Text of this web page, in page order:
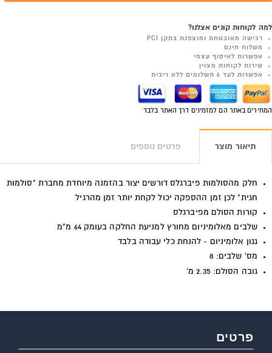
למה לקוחות קונים אצלנו?
רכישה מאובטחת ומוצפנת בתקן PCI
משלוח חינם
אפשרות לאיסוף עצמי
שירות לקוחות מצוין
אפשרות לעד 6 תשלומים ללא ריבית
המחירים באתר הם למזמינים דרך האתר בלבד
תיאור מוצר פרטים נוספים
חלק מהסולמות פיברגלס דורשים יצור בהזמנה מיוחדת מחברת "סולמות
חגית" לכן זמן ההספקה יכול לקחת יותר זמן מהרגיל
קורות הסולם מפיברגלס
שלבים מאלומיניום מחורץלמניעת החלקה בעומק 64 מ"מ
גגון אלומיניום - להנחת כלי עבודה בלבד
מס' שלבים: 8
גובה הסולם: 2.35 מ'
פרטים